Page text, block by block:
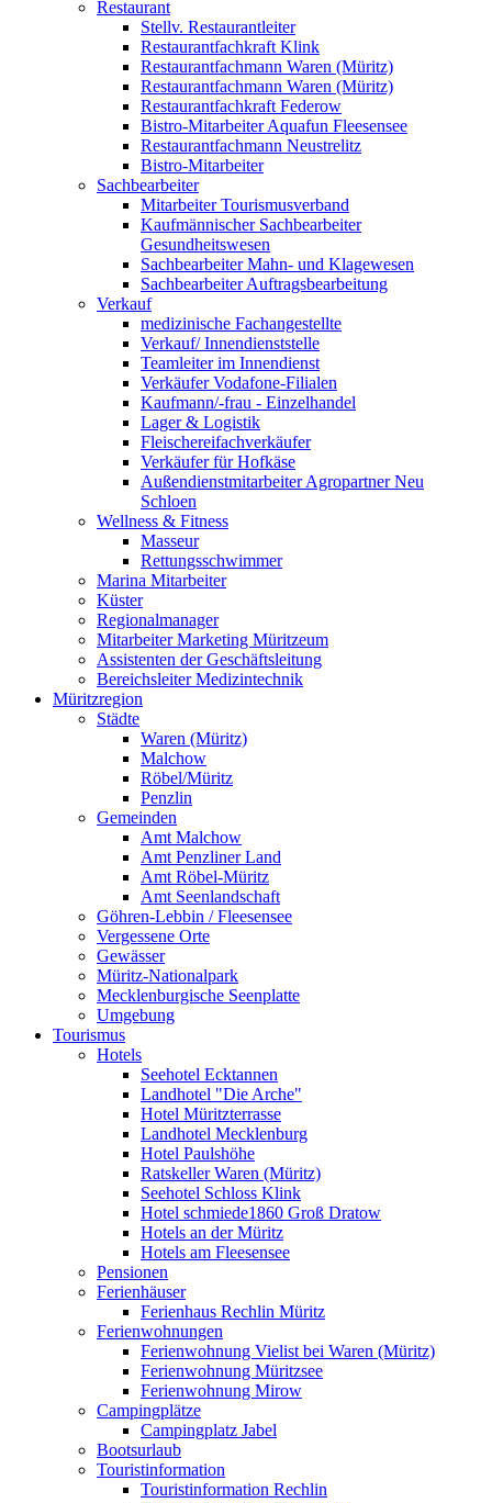
Restaurant
Stellv. Restaurantleiter
Restaurantfachkraft Klink
Restaurantfachmann Waren (Müritz)
Restaurantfachmann Waren (Müritz)
Restaurantfachkraft Federow
Bistro-Mitarbeiter Aquafun Fleesensee
Restaurantfachmann Neustrelitz
Bistro-Mitarbeiter
Sachbearbeiter
Mitarbeiter Tourismusverband
Kaufmännischer Sachbearbeiter
Gesundheitswesen
Sachbearbeiter Mahn- und Klagewesen
Sachbearbeiter Auftragsbearbeitung
Verkauf
medizinische Fachangestellte
Verkauf/ Innendienststelle
Teamleiter im Innendienst
Verkäufer Vodafone-Filialen
Kaufmann/-frau - Einzelhandel
Lager & Logistik
Fleischereifachverkäufer
Verkäufer für Hofkäse
Außendienstmitarbeiter Agropartner Neu
Schloen
Wellness & Fitness
Masseur
Rettungsschwimmer
Marina Mitarbeiter
Küster
Regionalmanager
Mitarbeiter Marketing Müritzeum
Assistenten der Geschäftsleitung
Bereichsleiter Medizintechnik
Müritzregion
Städte
Waren (Müritz)
Malchow
Röbel/Müritz
Penzlin
Gemeinden
Amt Malchow
Amt Penzliner Land
Amt Röbel-Müritz
Amt Seenlandschaft
Göhren-Lebbin / Fleesensee
Vergessene Orte
Gewässer
Müritz-Nationalpark
Mecklenburgische Seenplatte
Umgebung
Tourismus
Hotels
Seehotel Ecktannen
Landhotel "Die Arche"
Hotel Müritzterrasse
Landhotel Mecklenburg
Hotel Paulshöhe
Ratskeller Waren (Müritz)
Seehotel Schloss Klink
Hotel schmiede1860 Groß Dratow
Hotels an der Müritz
Hotels am Fleesensee
Pensionen
Ferienhäuser
Ferienhaus Rechlin Müritz
Ferienwohnungen
Ferienwohnung Vielist bei Waren (Müritz)
Ferienwohnung Müritzsee
Ferienwohnung Mirow
Campingplätze
Campingplatz Jabel
Bootsurlaub
Touristinformation
Touristinformation Rechlin